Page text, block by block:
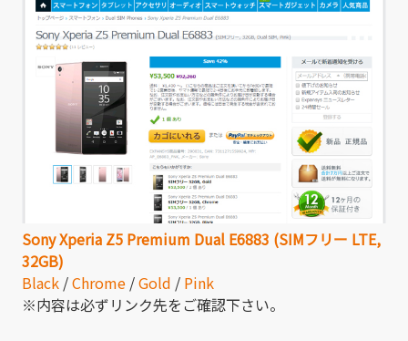
Sony Xperia Z5 Premium Dual E6883 (SIMフリー LTE,
32GB)
Black /Chrome /Gold / Pink
※内容は必ずリンク先をご確認下さい。